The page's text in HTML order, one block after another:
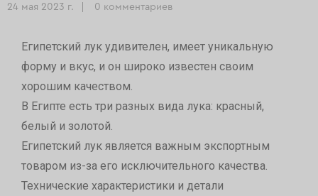
24 мая 2023 г. 0 комментариев
Египетский лук удивителен, имеет уникальную
форму и вкус, и он широко известен своим
хорошим качеством.
В Египте есть три разных вида лука: красный,
белый и золотой.
Египетский лук является важным экспортным
товаром из-за его исключительного качества.
Технические характеристики и детали